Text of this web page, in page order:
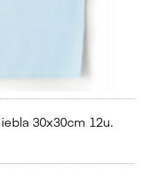
30x30cm 12u.